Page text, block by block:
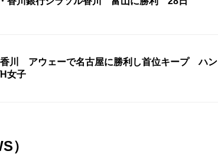
香川 アウェーで名古屋に勝利し首位キープ ハン
女子
）